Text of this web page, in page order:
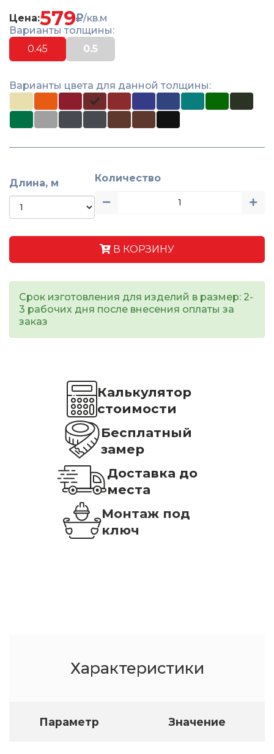
Цена:579
/кв.м
Варианты толщины:
0.45
0.5
Варианты цвета для данной толщины:
Длина, м Количество
В КОРЗИНУ
Срок изготовления для изделий в размер: 2-
3 рабочих дня после внесения оплаты за
заказ
Калькулятор
стоимости
Бесплатный
замер
Доставка до
места
Монтаж под
ключ
Характеристики
Параметр Значение